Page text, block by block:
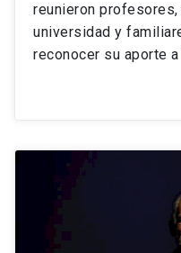
Padres y familia
Mi Portal UC launch
Medios Biblioteca launch
reunieron
universidad y
reconocer su aporte